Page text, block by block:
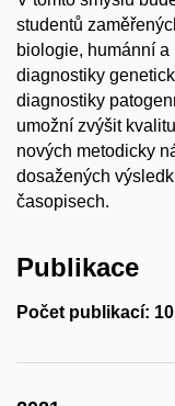
studentů
biologie, humánní
diagnostiky
diagnostiky
umožní zvýšit
nových metodicky
dosažených
časopisech.
Publikace
Počet publikací: 10